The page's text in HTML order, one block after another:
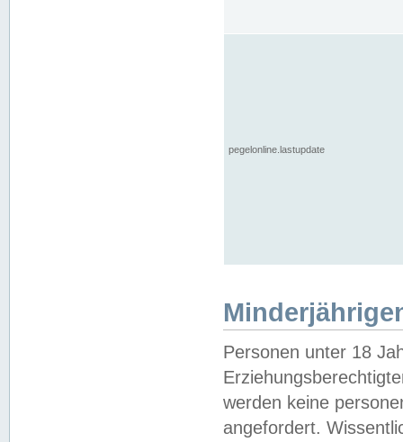
pegelonline.lastupdate
Personen unter 18
werden keine
angefordert.